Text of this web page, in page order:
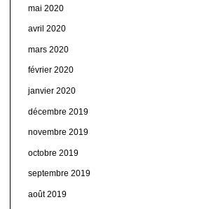
mai 2020
avril 2020
mars 2020
février 2020
janvier 2020
décembre 2019
novembre 2019
octobre 2019
septembre 2019
août 2019